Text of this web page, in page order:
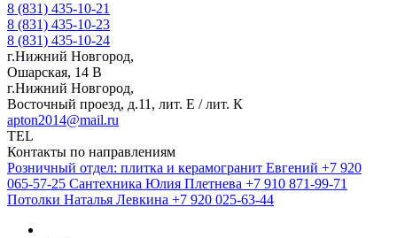
8 (831) 435-10-21
8 (831) 435-10-23
8 (831) 435-10-24
г.Нижний Новгород,
Ошарская, 14 В
г.Нижний Новгород,
Восточный проезд, д.11, лит. Е / лит. К
apton2014@mail.ru
TEL
Контакты по направлениям
Розничный отдел: плитка и керамогранит Евгений +7 920
065-57-25 Сантехника Юлия Плетнева +7 910 871-99-71
Потолки Наталья Левкина +7 920 025-63-44